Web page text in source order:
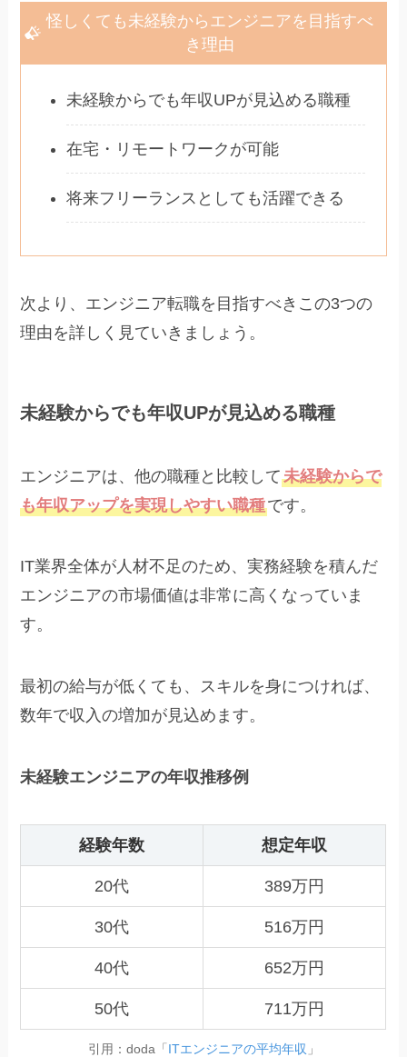
怪しくても未経験からエンジニアを目指すべ
き理由
未経験からでも年収UPが見込める職種
在宅・リモートワークが可能
将来フリーランスとしても活躍できる
次より、エンジニア転職を目指すべきこの3つの
理由を詳しく見ていきましょう。
未経験からでも年収UPが見込める職種
エンジニアは、他の職種と比較して未経験からで
も年収アップを実現しやすい職種です。
IT業界全体が人材不足のため、実務経験を積んだ
エンジニアの市場価値は非常に高くなっていま
す。
最初の給与が低くても、スキルを身につければ、
数年で収入の増加が見込めます。
未経験エンジニアの年収推移例
経験年数 想定年収
20代 389万円
30代 516万円
40代 652万円
50代 711万円
引用：doda「 ITエンジニアの平均年収 」